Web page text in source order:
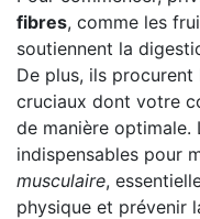
fibres, comme les
soutiennent la
De plus, ils
cruciaux dont votre
de manière optimale.
indispensables pour
musculaire,
physique et prévenir